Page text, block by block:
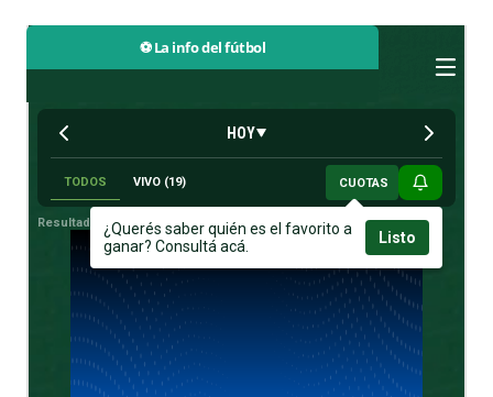
⚽ La info del fútbol